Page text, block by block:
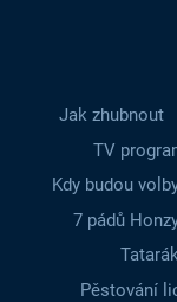
Jak zhubnout
TV
Kdy budou
7 pádů
Pěstování